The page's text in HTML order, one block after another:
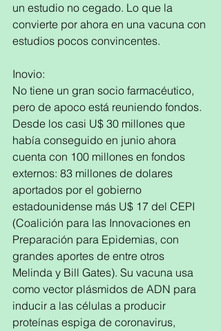
un estudio no cegado. Lo que la
convierte por ahora en una vacuna con
estudios pocos convincentes.
Inovio:
No tiene un gran socio farmacéutico,
pero de apoco está reuniendo fondos.
Desde los casi U$ 30 millones que
había conseguido en junio ahora
cuenta con 100 millones en fondos
externos: 83 millones de dolares
aportados por el gobierno
estadounidense más U$ 17 del CEPI
(Coalición para las Innovaciones en
Preparación para Epidemias, con
grandes aportes de entre otros
Melinda y Bill Gates). Su vacuna usa
como vector plásmidos de ADN para
inducir a las células a producir
proteínas espiga de coronavirus,